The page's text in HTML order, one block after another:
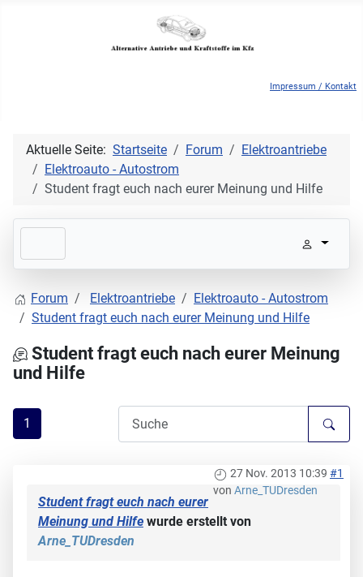
Impressum / Kontakt
Aktuelle Seite: Startseite Forum
Elektroantriebe
Elektroauto - Autostrom
Student fragt euch nach eurer Meinung und Hilfe
Forum Elektroantriebe
Elektroauto - Autostrom
Student fragt euch nach eurer Meinung und Hilfe
Student fragt euch nach eurer Meinung
und Hilfe
1
27 Nov. 2013 10:39 #1
von Arne_TUDresden
Student fragt euch nach eurer
Meinung und Hilfe wurde erstellt von
Arne_TUDresden